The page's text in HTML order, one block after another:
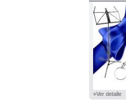
»Ver detalle